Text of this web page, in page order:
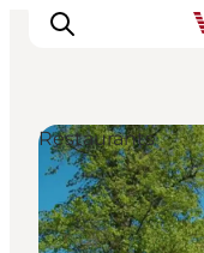
Urlaubsorte
Inspiration
Restaurants